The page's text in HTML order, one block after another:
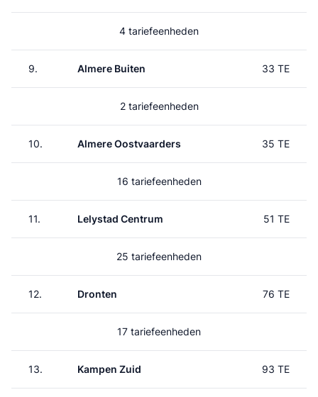
4 tariefeenheden
9. Almere Buiten 33 TE
2 tariefeenheden
10. Almere Oostvaarders 35 TE
16 tariefeenheden
11. Lelystad Centrum 51 TE
25 tariefeenheden
12. Dronten 76 TE
17 tariefeenheden
13. Kampen Zuid 93 TE